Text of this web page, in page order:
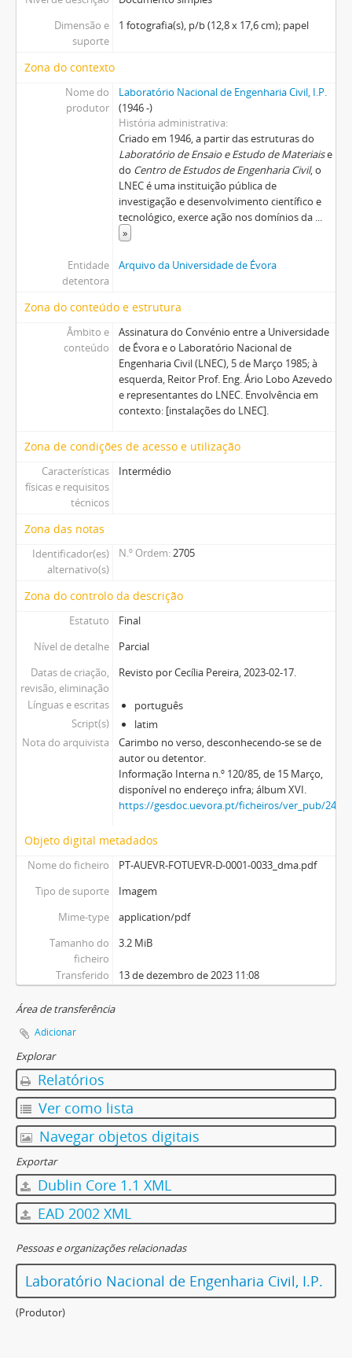
Dimensão e
suporte
1 fotografia(s), p/b (12,8 x 17,6 cm); papel
Zona do contexto
Nome do
produtor
Laboratório Nacional de Engenharia Civil, I.P.
(1946 -)
História administrativa
Criado em 1946, a partir das estruturas do
Laboratório de Ensaio e Estudo de Materiaise
do Centro de Estudos de Engenharia Civil, o
LNEC é uma instituição pública de
investigação e desenvolvimento científico e
tecnológico, exerce ação nos domínios da ...
»
Entidade
detentora
Arquivo da Universidade de Évora
Zona do conteúdo e estrutura
Âmbito e
conteúdo
Assinatura do Convénio entre a Universidade
de Évora e o Laboratório Nacional de
Engenharia Civil (LNEC), 5 de Março 1985; à
esquerda, Reitor Prof. Eng. Ário Lobo Azevedo
e representantes do LNEC. Envolvência em
contexto: [instalações do LNEC].
Zona de condições de acesso e utilização
Características
físicas e requisitos
técnicos
Intermédio
Zona das notas
Identificador(es)
alternativo(s)
N.º Ordem 2705
Zona do controlo da descrição
Estatuto
Final
Nível de detalhe
Parcial
Datas de criação,
revisão, eliminação
Revisto por Cecília Pereira, 2023-02-17.
Línguas e escritas
português
Script(s)
latim
Nota do arquivista
Carimbo no verso, desconhecendo-se se de
autor ou detentor.
Informação Interna n.º 120/85, de 15 Março,
disponível no endereço infra; álbum XVI.
https://gesdoc.uevora.pt/ficheiros/ver_pub/
Objeto digital metadados
Nome do ficheiro
PT-AUEVR-FOTUEVR-D-0001-0033_dma.pdf
Tipo de suporte
Imagem
Mime-type
application/pdf
Tamanho do
ficheiro
3.2 MiB
Transferido 13 de dezembro de 2023 11:08
Área de transferência
Adicionar
Explorar
Relatórios
Ver como lista
Navegar objetos digitais
Exportar
Dublin Core 1.1 XML
EAD 2002 XML
Pessoas e organizações relacionadas
Laboratório Nacional de Engenharia Civil, I.P.
(Produtor)